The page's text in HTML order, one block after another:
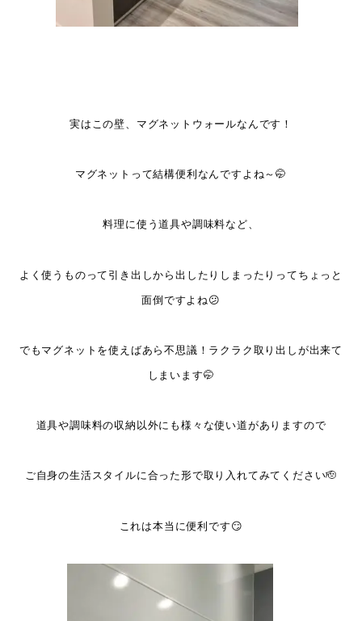
実はこの壁、マグネットウォールなんです！
マグネットって結構便利なんですよね～🤭
料理に使う道具や調味料など、
よく使うものって引き出しから出したりしまったりってちょっと
面倒ですよね😕
でもマグネットを使えばあら不思議！ラクラク取り出しが出来て
しまいます🤭
道具や調味料の収納以外にも様々な使い道がありますので
ご自身の生活スタイルに合った形で取り入れてみてください🫡
これは本当に便利です😏